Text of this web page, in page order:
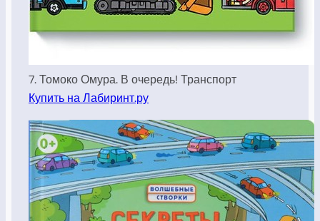
7. Томоко Омура. В очередь! Транспорт
Купить на Лабиринт.ру